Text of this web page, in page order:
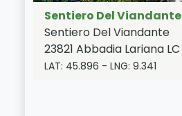
Sentiero Del Viandante
Sentiero Del Viandante
23821 Abbadia Lariana LC
LAT: 45.896 - LNG: 9.341